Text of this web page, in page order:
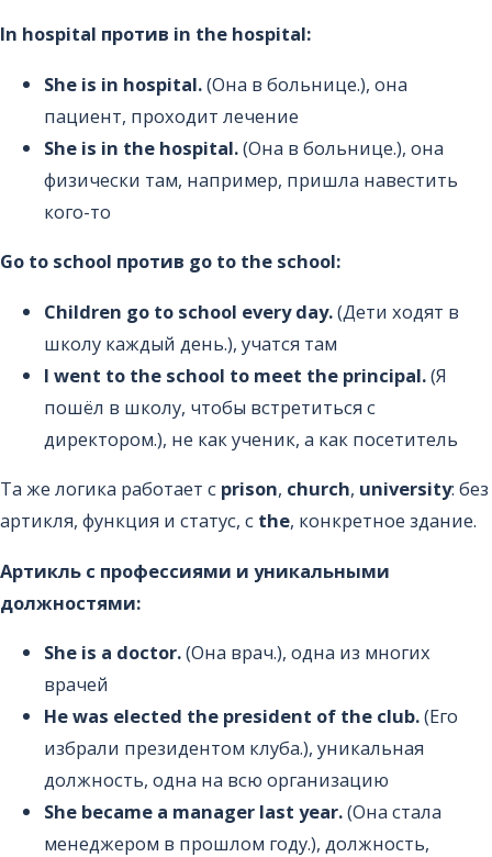
In hospital против in the hospital:
She is in hospital.(Она в больнице.), она
пациент, проходит лечение
She is in the hospital.(Она в больнице.), она
физически там, например, пришла навестить
кого-то
Go to school против go to the school:
Children go to school every day.(Дети ходят в
школу каждый день.), учатся там
I went to the school to meet the principal.(Я
пошёл в школу, чтобы встретиться с
директором.), не как ученик, а как посетитель
Та же логика работает с prison, church, university: без
артикля, функция и статус, с the, конкретное здание.
Артикль с профессиями и уникальными
должностями:
She is a doctor.(Она врач.), одна из многих
врачей
He was elected the president of the club.(Его
избрали президентом клуба.), уникальная
должность, одна на всю организацию
She became a manager last year.(Она стала
менеджером в прошлом году.), должность,